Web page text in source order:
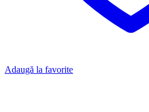
Adaugă la favorite